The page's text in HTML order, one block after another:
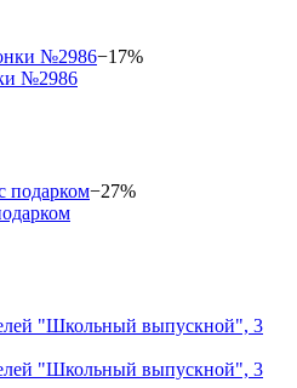
−17%
№2986
−27%